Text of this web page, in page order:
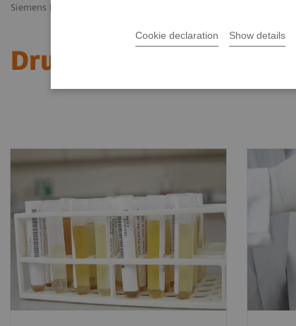
Cookie declaration Show details
Siemens Healthineers Türkiye
Drugs of Abuse Assays